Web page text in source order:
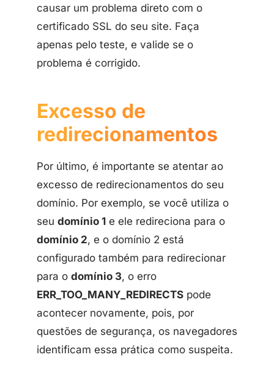
causar um problema direto com o
certificado SSL do seu site. Faça
apenas pelo teste, e valide se o
problema é corrigido.
Excesso de
redirecionamentos
Por último, é importante se atentar ao
excesso de redirecionamentos do seu
domínio. Por exemplo, se você utiliza o
seu domínio 1 e ele redireciona para o
domínio 2, e o domínio 2 está
configurado também para redirecionar
para o domínio 3, o erro
ERR_TOO_MANY_REDIRECTS pode
acontecer novamente, pois, por
questões de segurança, os navegadores
identificam essa prática como suspeita.